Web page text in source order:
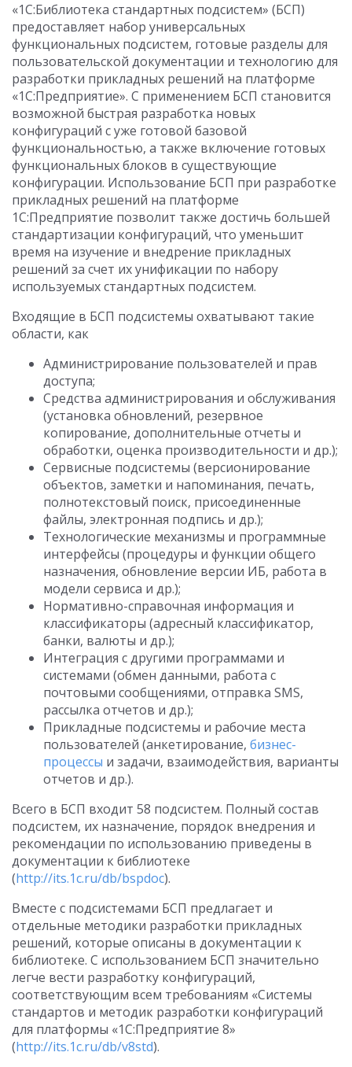
«1С:Библиотека стандартных подсистем» (БСП)
предоставляет набор универсальных
функциональных подсистем, готовые разделы для
пользовательской документации и технологию для
разработки прикладных решений на платформе
«1С:Предприятие». С применением БСП становится
возможной быстрая разработка новых
конфигураций с уже готовой базовой
функциональностью, а также включение готовых
функциональных блоков в существующие
конфигурации. Использование БСП при разработке
прикладных решений на платформе
1С:Предприятие позволит также достичь большей
стандартизации конфигураций, что уменьшит
время на изучение и внедрение прикладных
решений за счет их унификации по набору
используемых стандартных подсистем.
Входящие в БСП подсистемы охватывают такие
области, как
Администрирование пользователей и прав
доступа;
Средства администрирования и обслуживания
(установка обновлений, резервное
копирование, дополнительные отчеты и
обработки, оценка производительности и др.);
Сервисные подсистемы (версионирование
объектов, заметки и напоминания, печать,
полнотекстовый поиск, присоединенные
файлы, электронная подпись и др.);
Технологические механизмы и программные
интерфейсы (процедуры и функции общего
назначения, обновление версии ИБ, работа в
модели сервиса и др.);
Нормативно-справочная информация и
классификаторы (адресный классификатор,
банки, валюты и др.);
Интеграция с другими программами и
системами (обмен данными, работа с
почтовыми сообщениями, отправка SMS,
рассылка отчетов и др.);
Прикладные подсистемы и рабочие места
пользователей (анкетирование, бизнес-
процессы и задачи, взаимодействия, варианты
отчетов и др.).
Всего в БСП входит 58 подсистем. Полный состав
подсистем, их назначение, порядок внедрения и
рекомендации по использованию приведены в
документации к библиотеке
(http://its.1c.ru/db/bspdoc).
Вместе с подсистемами БСП предлагает и
отдельные методики разработки прикладных
решений, которые описаны в документации к
библиотеке. С использованием БСП значительно
легче вести разработку конфигураций,
соответствующим всем требованиям «Системы
стандартов и методик разработки конфигураций
для платформы «1С:Предприятие 8»
(http://its.1c.ru/db/v8std).